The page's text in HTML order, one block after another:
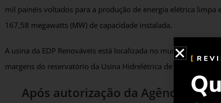
mil painéis voltados para a produção de energia elétrica
167,58 megawatts (MW) de capacidade instalada.
A usina da EDP Renováveis está localizada no município de
margens do reservatório da Usina Hidrelétrica de Três Irmãos.
Após autorização da Agência